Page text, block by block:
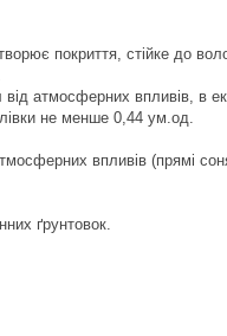
покриття, стійке до
атмосферних впливів, в
не менше 0,44 ум.од.
впливів (прямі
ґрунтовок.